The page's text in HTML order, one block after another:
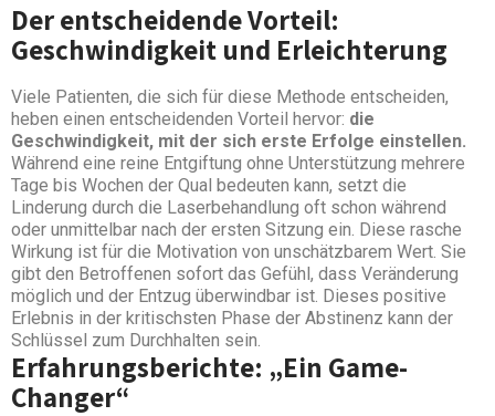
Der entscheidende Vorteil:
Geschwindigkeit und Erleichterung
Viele Patienten, die sich für diese Methode entscheiden,
heben einen entscheidenden Vorteil hervor: die
Geschwindigkeit, mit der sich erste Erfolge einstellen.
Während eine reine Entgiftung ohne Unterstützung mehrere
Tage bis Wochen der Qual bedeuten kann, setzt die
Linderung durch die Laserbehandlung oft schon während
oder unmittelbar nach der ersten Sitzung ein. Diese rasche
Wirkung ist für die Motivation von unschätzbarem Wert. Sie
gibt den Betroffenen sofort das Gefühl, dass Veränderung
möglich und der Entzug überwindbar ist. Dieses positive
Erlebnis in der kritischsten Phase der Abstinenz kann der
Schlüssel zum Durchhalten sein.
Erfahrungsberichte: „Ein Game-
Changer“